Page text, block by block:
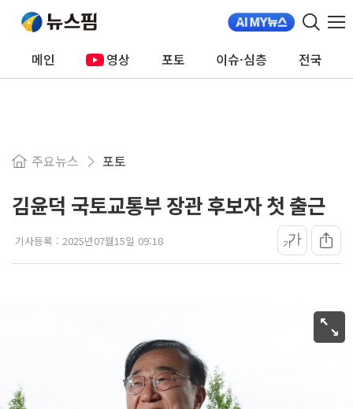
메인 영상 포토 이슈·심층 전국
주요뉴스 포토
김윤덕 국토교통부 장관 후보자 첫 출근
기사등록 : 2025년07월15일 09:18 가가